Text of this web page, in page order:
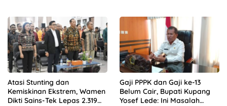
Atasi Stunting dan
Kemiskinan Ekstrem, Wamen
Dikti Sains-Tek Lepas 2.319
Gaji PPPK dan Gaji ke-13
Belum Cair, Bupati Kupang
Yosef Lede: Ini Masalah